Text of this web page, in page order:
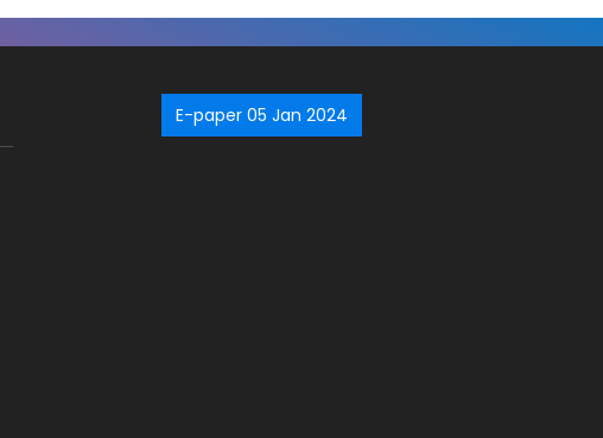
E-paper 05 Jan 2024